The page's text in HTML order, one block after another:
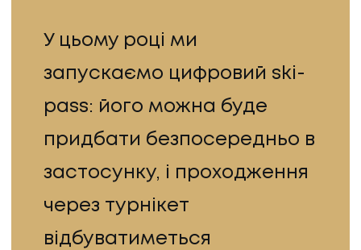
У цьому році ми
запускаємо цифровий ski-
pass: його можна буде
придбати безпосередньо в
застосунку, і проходження
через турнікет
відбуватиметься